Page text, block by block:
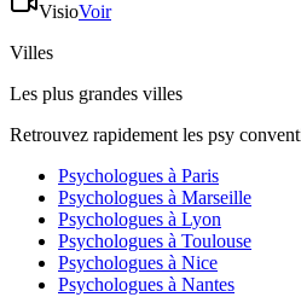
VisioVoir
Villes
Les plus grandes villes
Retrouvez rapidement les psy
Psychologues à Paris
Psychologues à Marseille
Psychologues à Lyon
Psychologues à Toulouse
Psychologues à Nice
Psychologues à Nantes